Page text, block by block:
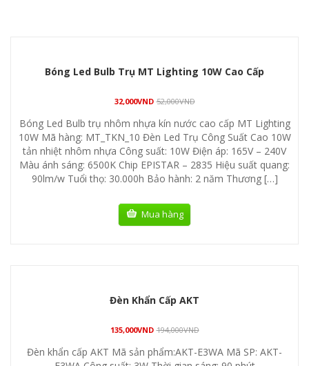
Bóng Led Bulb Trụ MT Lighting 10W Cao Cấp
32,000VND 52,000VND
Bóng Led Bulb trụ nhôm nhựa kín nước cao cấp MT Lighting
10W Mã hàng: MT_TKN_10 Đèn Led Trụ Công Suất Cao 10W
tản nhiệt nhôm nhựa Công suất: 10W Điện áp: 165V – 240V
Màu ánh sáng: 6500K Chip EPISTAR – 2835 Hiệu suất quang:
90lm/w Tuổi thọ: 30.000h Bảo hành: 2 năm Thương […]
Mua hàng
Đèn Khẩn Cấp AKT
135,000VND 194,000VND
Đèn khẩn cấp AKT Mã sản phẩm:AKT-E3WA Mã SP: AKT-